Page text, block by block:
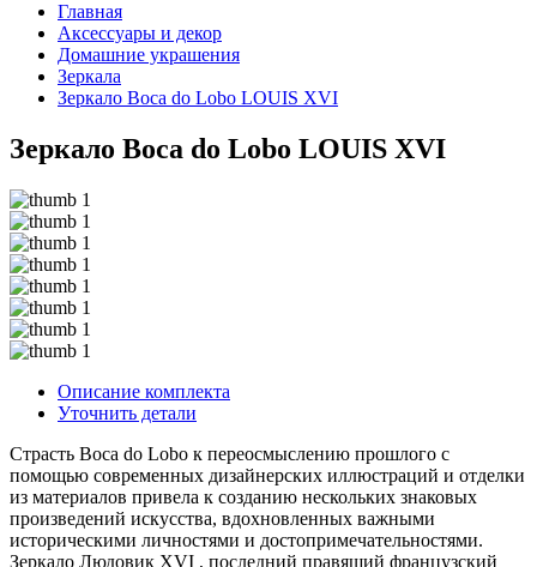
Главная
Аксессуары и декор
Домашние украшения
Зеркала
Зеркало Boca do Lobo LOUIS XVI
Зеркало Boca do Lobo LOUIS XVI
Описание комплекта
Уточнить детали
Страсть Boca do Lobo к переосмыслению прошлого с
помощью современных дизайнерских иллюстраций и отделки
из материалов привела к созданию нескольких знаковых
произведений искусства, вдохновленных важными
историческими личностями и достопримечательностями.
Зеркало Людовик XVI , последний правящий французский